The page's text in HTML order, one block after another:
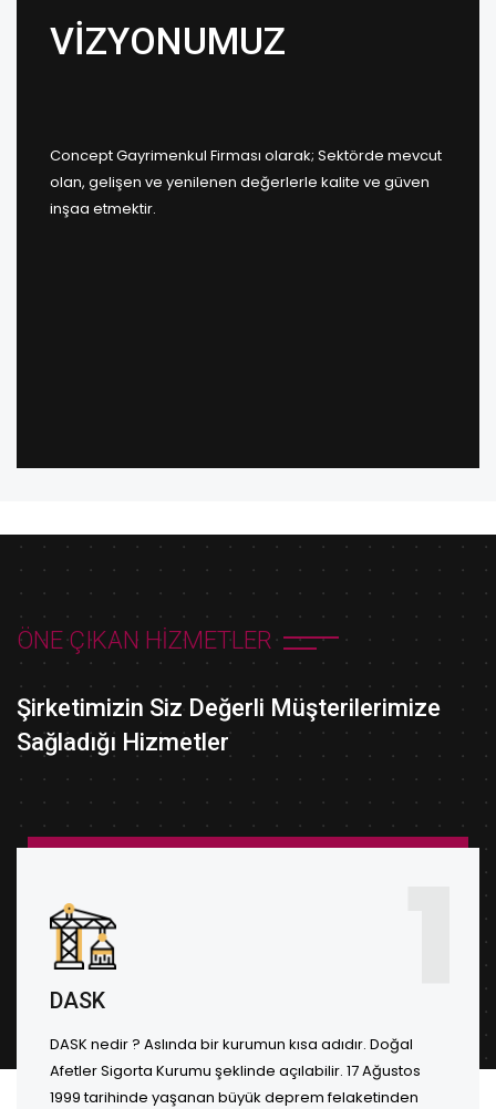
VİZYONUMUZ
Concept Gayrimenkul Firması olarak; Sektörde mevcut
olan, gelişen ve yenilenen değerlerle kalite ve güven
inşaa etmektir.
ÖNE ÇIKAN HIZMETLER
Şirketimizin Siz Değerli Müşterilerimize
Sağladığı Hizmetler
DASK
DASK nedir ? Aslında bir kurumun kısa adıdır. Doğal
Afetler Sigorta Kurumu şeklinde açılabilir. 17 Ağustos
1999 tarihinde yaşanan büyük deprem felaketinden